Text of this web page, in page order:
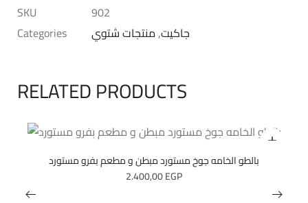
SKU
902
Categories
جاكيت,منتجات شتوي
RELATED PRODUCTS
بالطو الخامه جوخ مستورد مبطن و مطعم بفرو مستورد
2.400,00EGP